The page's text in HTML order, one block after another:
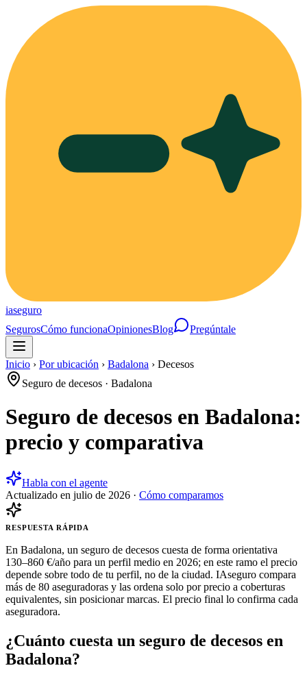
iaseguro
SegurosCómo funcionaOpinionesBlog Pregúntale
Inicio › Por ubicación › Badalona › Decesos
Seguro de decesos · Badalona
Seguro de decesos en Badalona:
precio y comparativa
Habla con el agente
Actualizado en julio de 2026 · Cómo comparamos
RESPUESTA RÁPIDA
En Badalona, un seguro de decesos cuesta de forma orientativa
130–860 €/año para un perfil medio en 2026; en este ramo el precio
depende sobre todo de tu perfil, no de la ciudad. IAseguro compara
más de 80 aseguradoras y las ordena solo por precio a coberturas
equivalentes, sin posicionar marcas. El precio final lo confirma cada
aseguradora.
¿Cuánto cuesta un seguro de decesos en
Badalona?